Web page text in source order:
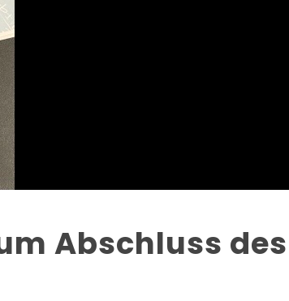
Abschluss des